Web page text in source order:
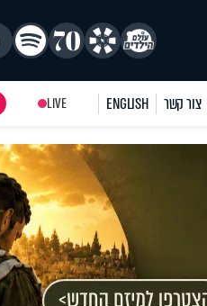
צור קשר ENGLISH
LIVE